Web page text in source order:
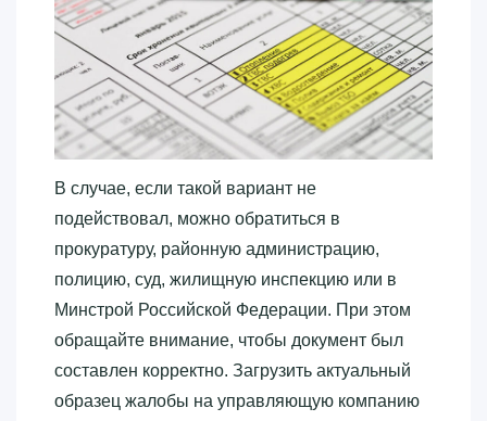
В случае, если такой вариант не
подействовал, можно обратиться в
прокуратуру, районную администрацию,
полицию, суд, жилищную инспекцию или в
Минстрой Российской Федерации. При этом
обращайте внимание, чтобы документ был
составлен корректно. Загрузить актуальный
образец жалобы на управляющую компанию